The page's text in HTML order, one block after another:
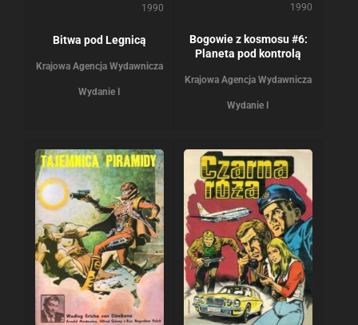
1990
Bitwa pod Legnicą
Krajowa Agencja Wydawnicza
Wydanie I
1990
Bogowie z kosmosu #6:
Planeta pod kontrolą
Krajowa Agencja Wydawnicza
Wydanie I